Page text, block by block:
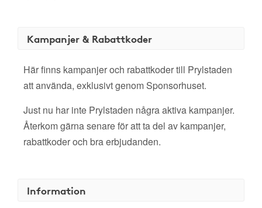
Kampanjer & Rabattkoder
Här finns kampanjer och rabattkoder till Prylstaden
att använda, exklusivt genom Sponsorhuset.
Just nu har inte Prylstaden några aktiva kampanjer.
Återkom gärna senare för att ta del av kampanjer,
rabattkoder och bra erbjudanden.
Information